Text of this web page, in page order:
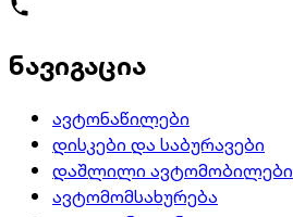
ნავიგაცია
ავტონაწილები
დისკები და საბურავები
დაშლილი ავტომობილები
ავტომომსახურება